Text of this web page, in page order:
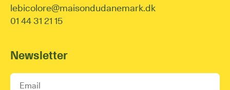
lebicolore@maisondudanemark.dk
01 44 31 21 15
Newsletter